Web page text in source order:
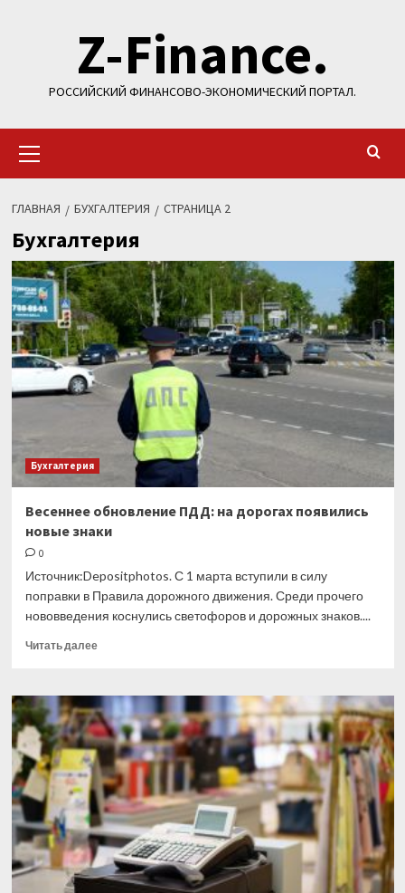
содержимомуZ-Finance.
РОССИЙСКИЙ ФИНАНСОВО-ЭКОНОМИЧЕСКИЙ ПОРТАЛ.
меню
ГЛАВНАЯ БУХГАЛТЕРИЯ СТРАНИЦА 2
Бухгалтерия
Бухгалтерия
Весеннее обновление ПДД: на дорогах появились
новые знаки
0
Источник:Depositphotos. С 1 марта вступили в силу
поправки в Правила дорожного движения. Среди прочего
нововведения коснулись светофоров и дорожных знаков....
Читать далееПрочитать
Весеннее
обновление
ПДД:
на
дорогах
появились
новые
знаки